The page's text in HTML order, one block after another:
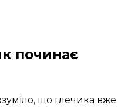
починає
що глечика вже